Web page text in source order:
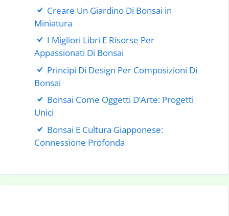
Creare Un Giardino Di Bonsai in
Miniatura
I Migliori Libri E Risorse Per
Appassionati Di Bonsai
Principi Di Design Per Composizioni Di
Bonsai
Bonsai Come Oggetti D’Arte: Progetti
Unici
Bonsai E Cultura Giapponese:
Connessione Profonda